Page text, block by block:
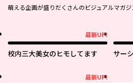
萌える企画が盛りだくさんのビジュアルマガジ
最新UP!
校内三大美女のヒモしてます
サー
最新UP!